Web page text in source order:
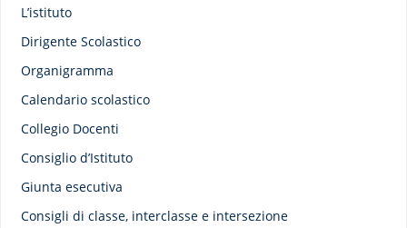
L’istituto
Dirigente Scolastico
Organigramma
Calendario scolastico
Collegio Docenti
Consiglio d’Istituto
Giunta esecutiva
Consigli di classe, interclasse e intersezione